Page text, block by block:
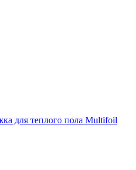
для теплого пола Multifoil